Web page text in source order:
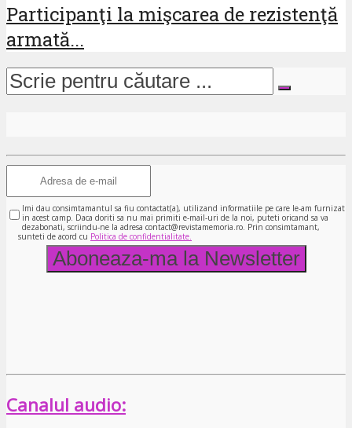
Participanţi la mişcarea de rezistenţă
armată...
Imi dau consimtamantul sa fiu contactat(a), utilizand informatiile pe care le-am furnizat
in acest camp. Daca doriti sa nu mai primiti e-mail-uri de la noi, puteti oricand sa va
dezabonati, scriindu-ne la adresa contact@revistamemoria.ro. Prin consimtamant,
sunteti de acord cu Politica de confidentialitate.
Canalul audio: